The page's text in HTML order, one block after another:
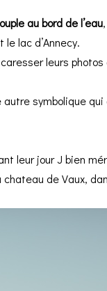
au bord de l’eau
lac d’Annecy.
leurs
symbolique
leur jour J bien
chateau de Vaux,